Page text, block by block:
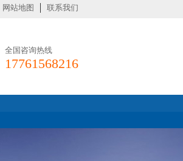
网站地图 联系我们
全国咨询热线
17761568216